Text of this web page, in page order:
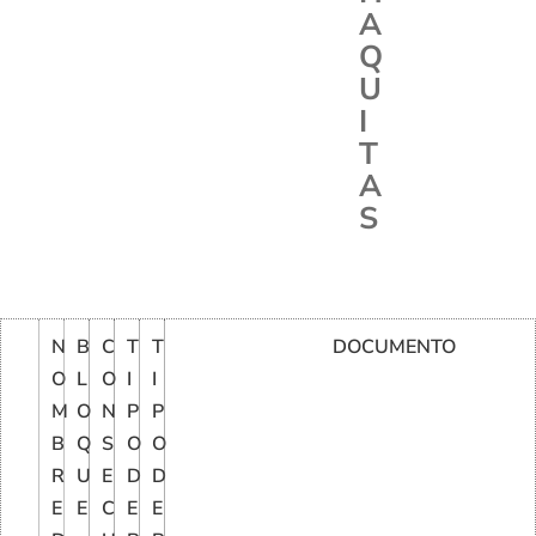
A
Q
U
I
T
A
S
N
O
M
B
R
E
B
L
O
Q
U
E
C
O
N
S
E
C
T
I
P
O
D
E
T
I
P
O
D
E
DOCUMENTO